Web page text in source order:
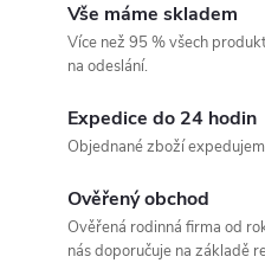
Vše máme skladem
Více než 95 % všech
na odeslání.
Expedice do 24 hodin
Objednané zboží
Ověřený obchod
Ověřená rodinná firma od
nás doporučuje na základě